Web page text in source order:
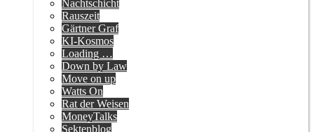
Nachtschicht
Rauszeit
Gärtner Graf
KI-Kosmos
Loading …
Down by Law
Move on up
Watts On
Rat der Weisen
MoneyTalks
Sektenblog